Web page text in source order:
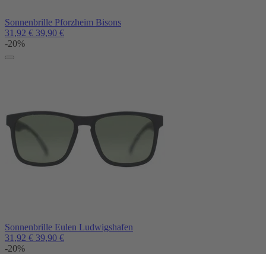
Sonnenbrille Pforzheim Bisons
31,92 € 39,90 €
-20%
Sonnenbrille Eulen Ludwigshafen
31,92 € 39,90 €
-20%